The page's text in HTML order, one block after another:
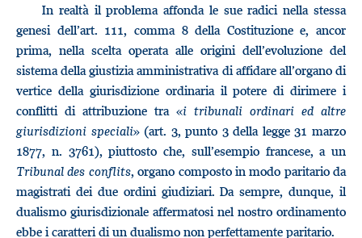
In realtà il problema affonda le sue radici nella stessa
genesi dell’art. 111, comma 8 della Costituzione e, ancor
prima, nella scelta operata alle origini dell’evoluzione del
sistema della giustizia amministrativa di affidare all’organo di
vertice della giurisdizione ordinaria il potere di dirimere i
conflitti di attribuzione tra «i tribunali ordinari ed altre
giurisdizioni speciali» (art. 3, punto 3 della legge 31 marzo
1877, n. 3761), piuttosto che, sull’esempio francese, a un
Tribunal des conflits, organo composto in modo paritario da
magistrati dei due ordini giudiziari. Da sempre, dunque, il
dualismo giurisdizionale affermatosi nel nostro ordinamento
ebbe i caratteri di un dualismo non perfettamente paritario.